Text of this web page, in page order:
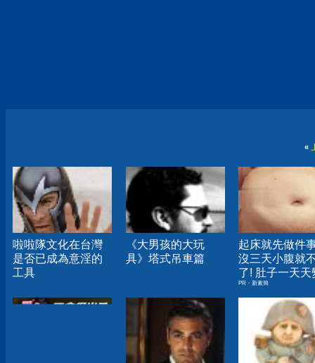
«
啦啦隊文化在台灣
是否已成為意淫的
工具
《大男孩的大玩
具》塔式吊車篇
起床就先做件
沒三天小腹就
了! 肚子一天天
小！
PR・新素簡